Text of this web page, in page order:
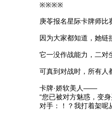
※※※※
庚苓报名星际卡牌师比
因为大家都知道，她链
它一没作战能力，二对
可真到对战时，所有人
卡牌·娇软美人——
“您已被对方魅惑，变
对手：！？我打着架呢